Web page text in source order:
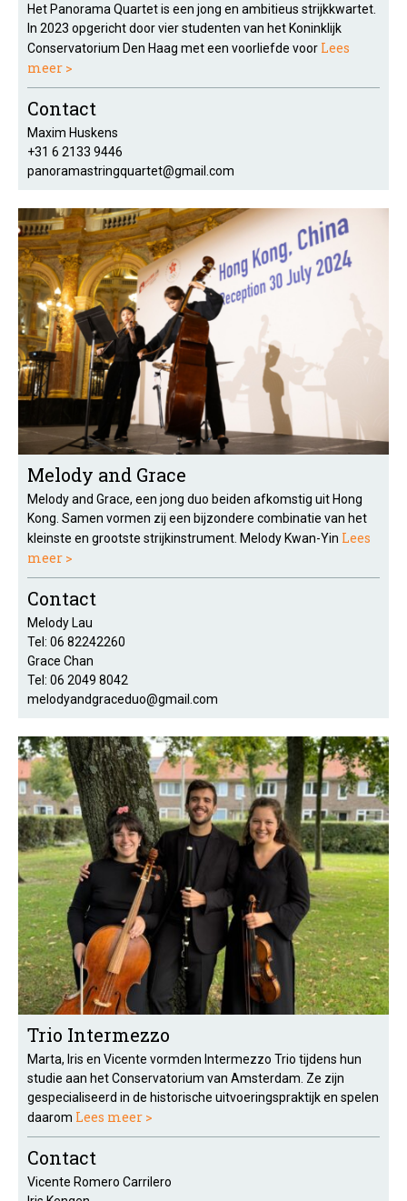
Het Panorama Quartet is een jong en ambitieus strijkkwartet.
In 2023 opgericht door vier studenten van het Koninklijk
Conservatorium Den Haag met een voorliefde voor Lees
meer >
Contact
Maxim Huskens
+31 6 2133 9446
panoramastringquartet@gmail.com
Melody and Grace
Melody and Grace, een jong duo beiden afkomstig uit Hong
Kong. Samen vormen zij een bijzondere combinatie van het
kleinste en grootste strijkinstrument. Melody Kwan-Yin Lees
meer >
Contact
Melody Lau
Tel: 06 82242260
Grace Chan
Tel: 06 2049 8042
melodyandgraceduo@gmail.com
Trio Intermezzo
Marta, Iris en Vicente vormden Intermezzo Trio tijdens hun
studie aan het Conservatorium van Amsterdam. Ze zijn
gespecialiseerd in de historische uitvoeringspraktijk en spelen
daarom Lees meer >
Contact
Vicente Romero Carrilero